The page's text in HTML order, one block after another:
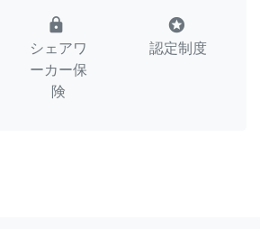
lock
シェアワ
ーカー保
険
stars
認定制度